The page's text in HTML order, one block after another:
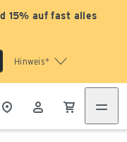
15% auf fast alles
Hinweis*